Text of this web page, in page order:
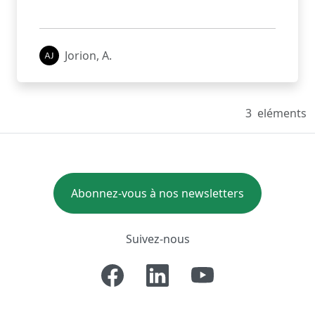
Jorion, A.
3 eléments
Abonnez-vous à nos newsletters
Suivez-nous